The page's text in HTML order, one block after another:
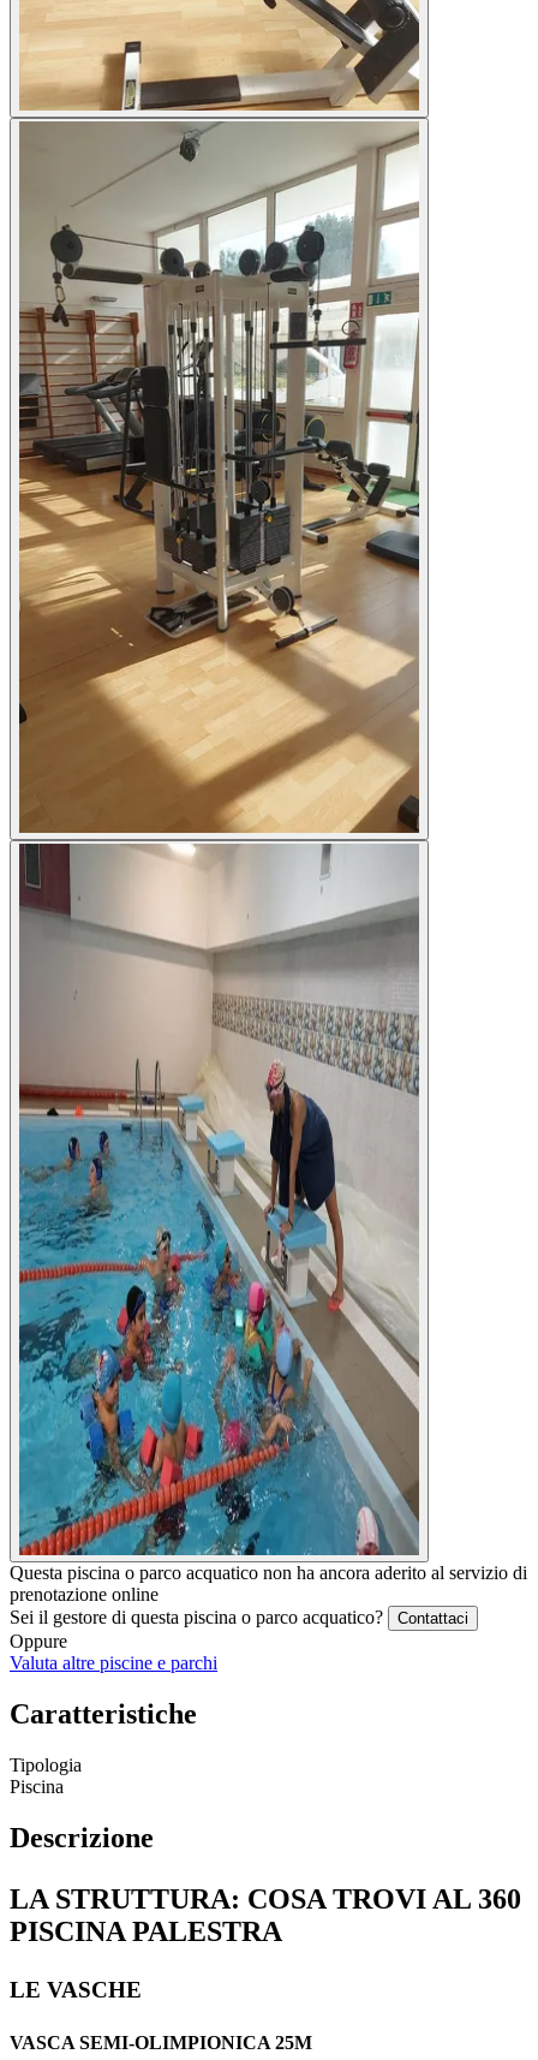
Questa piscina o parco acquatico non ha ancora aderito al servizio di
prenotazione online
Sei il gestore di questa piscina o parco acquatico?
Contattaci
Oppure
Valuta altre piscine e parchi
Caratteristiche
Tipologia
Piscina
Descrizione
LA STRUTTURA: COSA TROVI AL 360
PISCINA PALESTRA
LE VASCHE
VASCA SEMI-OLIMPIONICA 25M